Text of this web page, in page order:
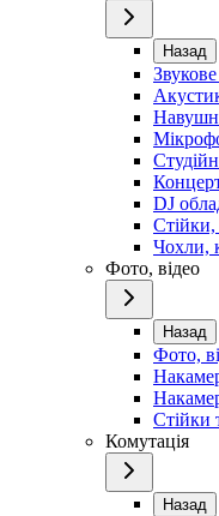
Назад
DJ
Стійки,
Чохли,
Фото, відео
Назад
Фото,
Стійки
Комутація
Назад